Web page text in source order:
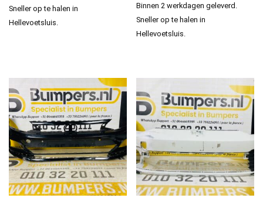
Sneller op te halen in
Hellevoetsluis.
Binnen 2 werkdagen geleverd.
Sneller op te halen in
Hellevoetsluis.